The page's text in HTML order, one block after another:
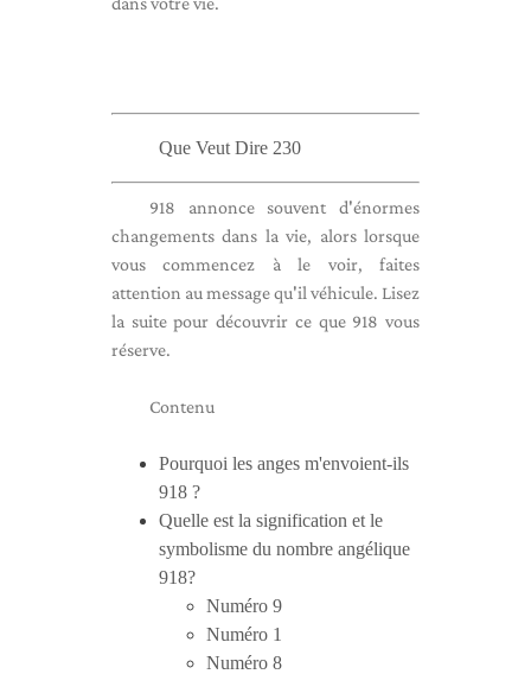
Que Veut Dire 230
918 annonce souvent d'énormes
changements dans la vie, alors lorsque
vous commencez à le voir, faites
attention au message qu'il véhicule. Lisez
la suite pour découvrir ce que 918 vous
réserve.
Contenu
Pourquoi les anges m'envoient-ils
918 ?
Quelle est la signification et le
symbolisme du nombre angélique
918?
Numéro 9
Numéro 1
Numéro 8